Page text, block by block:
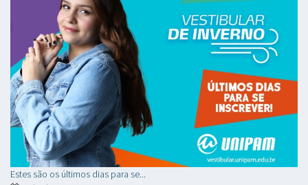
Estes são os últimos dias para se...